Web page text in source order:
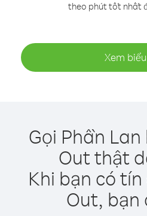
theo phút tốt nhất
Xem
Gọi Phần
Out thật
Khi bạn có
Out, bạn